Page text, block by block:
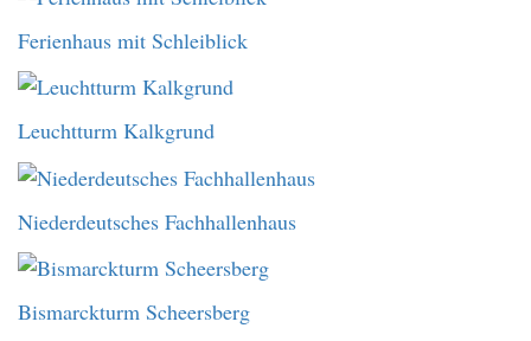
Ferienhaus mit Schleiblick
Leuchtturm Kalkgrund
Niederdeutsches Fachhallenhaus
Bismarckturm Scheersberg